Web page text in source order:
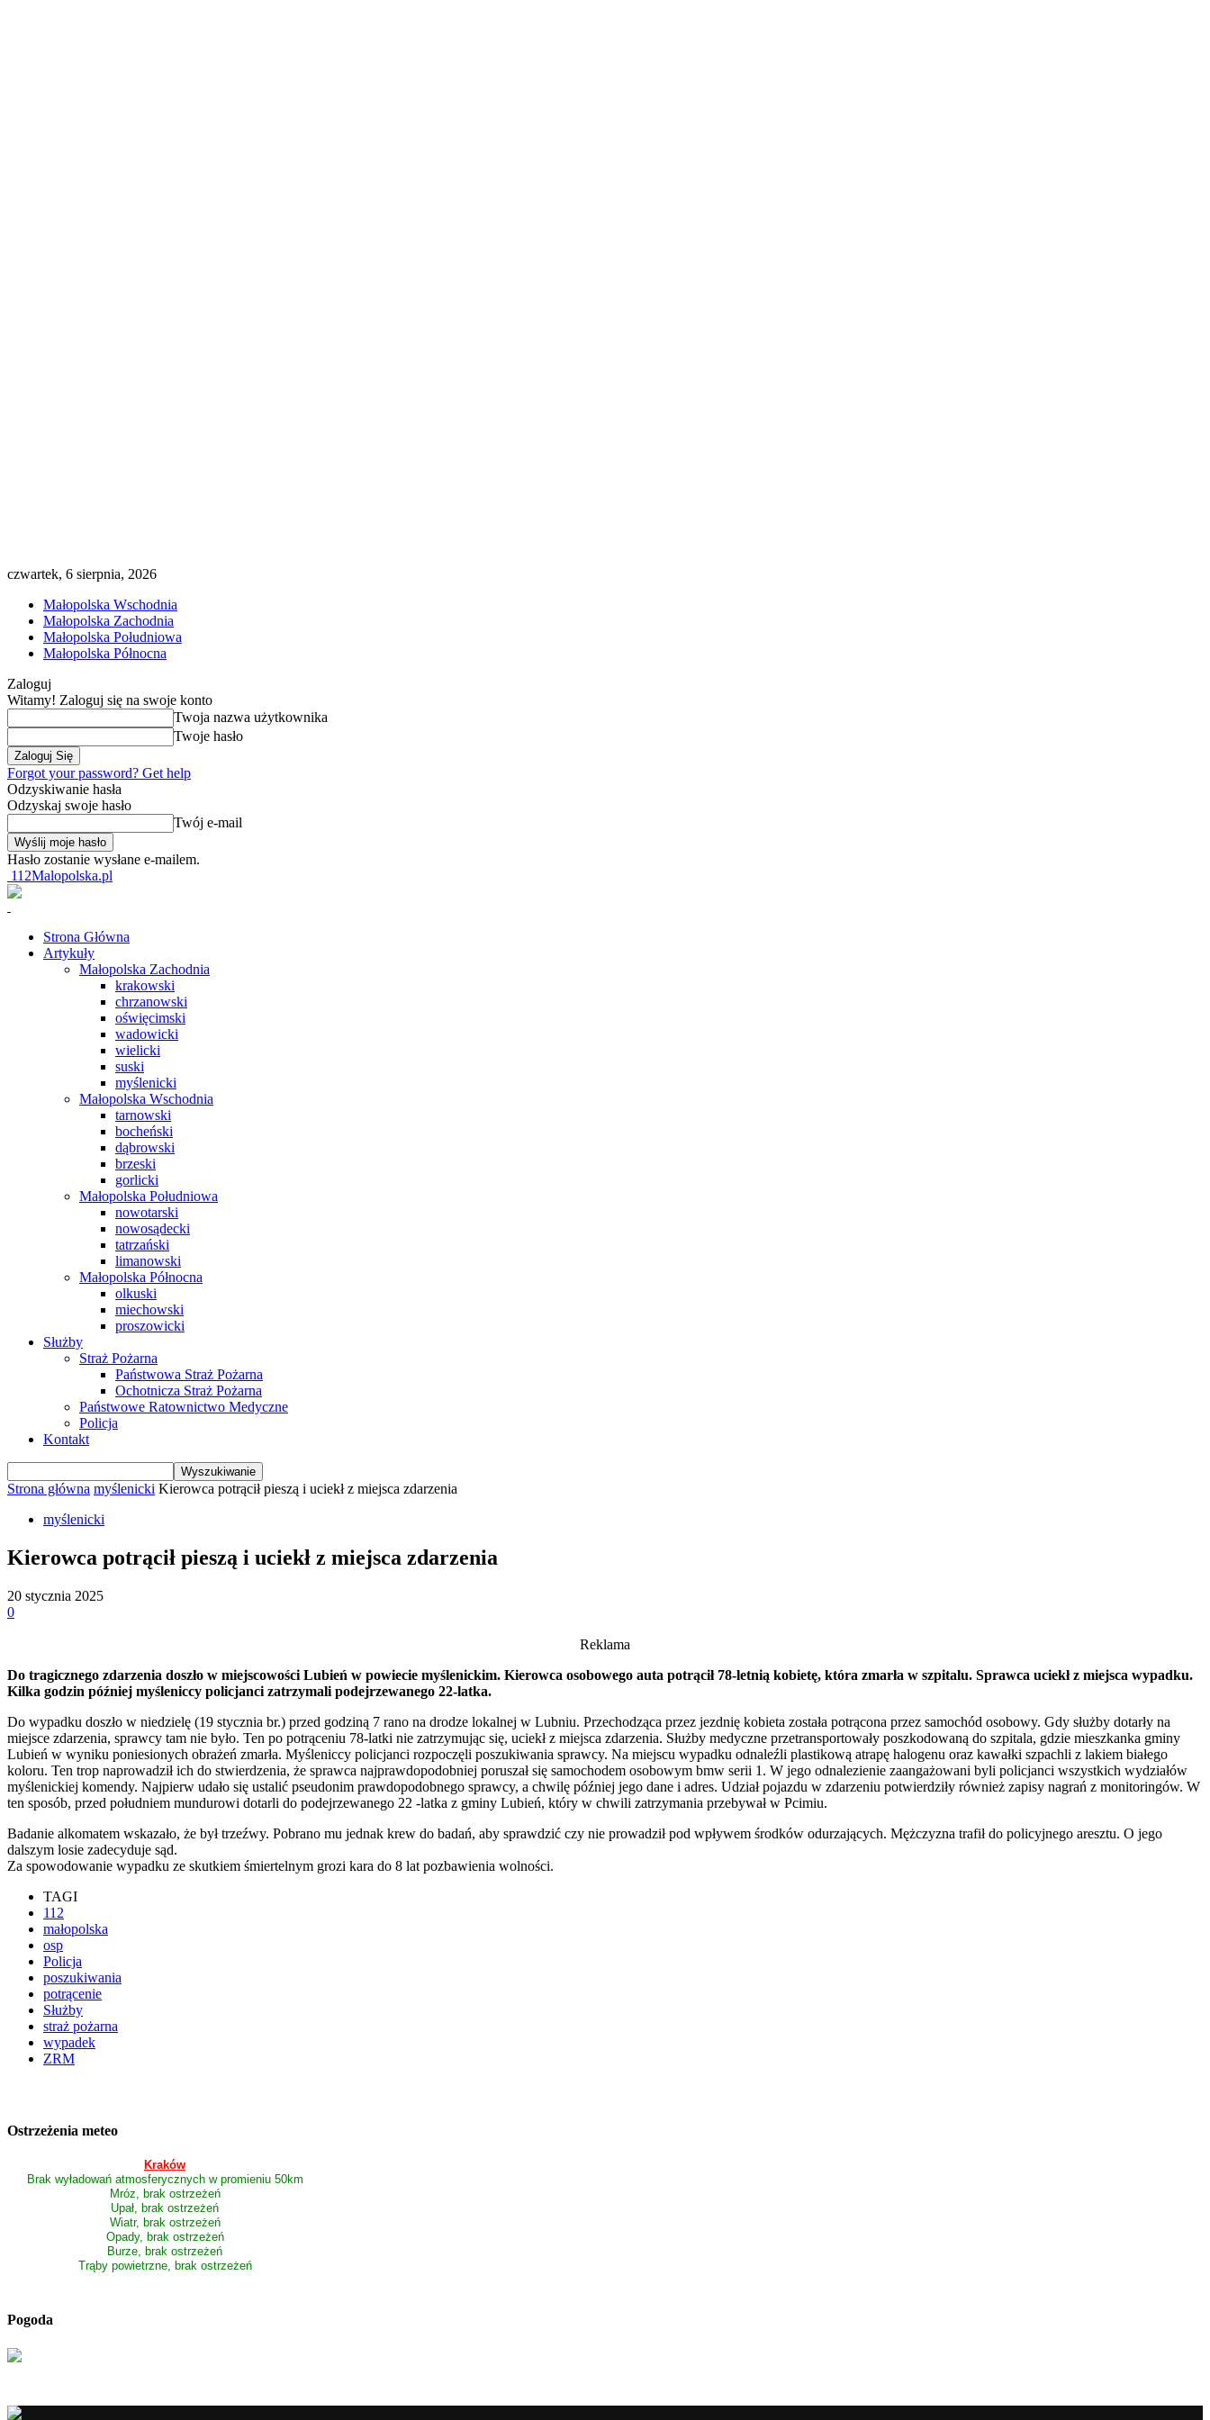
czwartek, 6 sierpnia, 2026
Małopolska Wschodnia
Małopolska Zachodnia
Małopolska Południowa
Małopolska Północna
Zaloguj
Witamy! Zaloguj się na swoje konto
Twoja nazwa użytkownika
Twoje hasło
Forgot your password? Get help
Odzyskiwanie hasła
Odzyskaj swoje hasło
Twój e-mail
Hasło zostanie wysłane e-mailem.
112Malopolska.pl
Strona Główna
Artykuły
Małopolska Zachodnia
krakowski
chrzanowski
oświęcimski
wadowicki
wielicki
suski
myślenicki
Małopolska Wschodnia
tarnowski
bocheński
dąbrowski
brzeski
gorlicki
Małopolska Południowa
nowotarski
nowosądecki
tatrzański
limanowski
Małopolska Północna
olkuski
miechowski
proszowicki
Służby
Straż Pożarna
Państwowa Straż Pożarna
Ochotnicza Straż Pożarna
Państwowe Ratownictwo Medyczne
Policja
Kontakt
Strona główna myślenicki Kierowca potrącił pieszą i uciekł z miejsca zdarzenia
myślenicki
Kierowca potrącił pieszą i uciekł z miejsca zdarzenia
20 stycznia 2025
0
Reklama
Do tragicznego zdarzenia doszło w miejscowości Lubień w powiecie myślenickim. Kierowca osobowego auta potrącił 78-letnią kobietę, która zmarła w szpitalu. Sprawca uciekł z miejsca wypadku.
Kilka godzin później myśleniccy policjanci zatrzymali podejrzewanego 22-latka.
Do wypadku doszło w niedzielę (19 stycznia br.) przed godziną 7 rano na drodze lokalnej w Lubniu. Przechodząca przez jezdnię kobieta została potrącona przez samochód osobowy. Gdy służby dotarły na
miejsce zdarzenia, sprawcy tam nie było. Ten po potrąceniu 78-latki nie zatrzymując się, uciekł z miejsca zdarzenia. Służby medyczne przetransportowały poszkodowaną do szpitala, gdzie mieszkanka gminy
Lubień w wyniku poniesionych obrażeń zmarła. Myśleniccy policjanci rozpoczęli poszukiwania sprawcy. Na miejscu wypadku odnaleźli plastikową atrapę halogenu oraz kawałki szpachli z lakiem białego
koloru. Ten trop naprowadził ich do stwierdzenia, że sprawca najprawdopodobniej poruszał się samochodem osobowym bmw serii 1. W jego odnalezienie zaangażowani byli policjanci wszystkich wydziałów
myślenickiej komendy. Najpierw udało się ustalić pseudonim prawdopodobnego sprawcy, a chwilę później jego dane i adres. Udział pojazdu w zdarzeniu potwierdziły również zapisy nagrań z monitoringów. W
ten sposób, przed południem mundurowi dotarli do podejrzewanego 22 -latka z gminy Lubień, który w chwili zatrzymania przebywał w Pcimiu.
Badanie alkomatem wskazało, że był trzeźwy. Pobrano mu jednak krew do badań, aby sprawdzić czy nie prowadził pod wpływem środków odurzających. Mężczyzna trafił do policyjnego aresztu. O jego
dalszym losie zadecyduje sąd.
Za spowodowanie wypadku ze skutkiem śmiertelnym grozi kara do 8 lat pozbawienia wolności.
TAGI
112
małopolska
osp
Policja
poszukiwania
potrącenie
Służby
straż pożarna
wypadek
ZRM
Ostrzeżenia meteo
Kraków
Brak wyładowań atmosferycznych w promieniu 50km
Mróz, brak ostrzeżeń
Upał, brak ostrzeżeń
Wiatr, brak ostrzeżeń
Opady, brak ostrzeżeń
Burze, brak ostrzeżeń
Trąby powietrzne, brak ostrzeżeń
Pogoda